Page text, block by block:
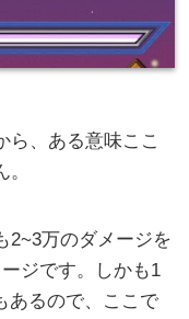
ら、ある意味ここ
2~3万のダメージを
ジです。しかも1
あるので、ここで